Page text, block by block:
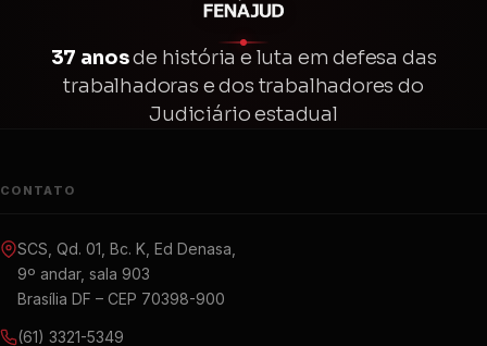
37 anosde história e luta em defesa das
trabalhadoras e dos trabalhadores do
Judiciário estadual
CONTATO
SCS, Qd. 01, Bc. K, Ed Denasa,
9º andar, sala 903
Brasília DF – CEP 70398-900
(61) 3321-5349